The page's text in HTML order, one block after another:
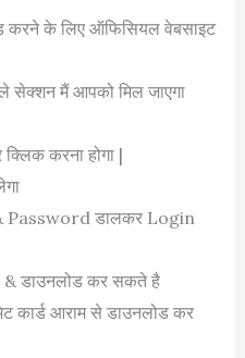
करने के लिए ऑफिसियल वेबसाइट
सेक्शन मैं आपको मिल जाएगा
करना होगा |
Password डालकर Login
& डाउनलोड कर सकते है
कार्ड आराम से डाउनलोड कर